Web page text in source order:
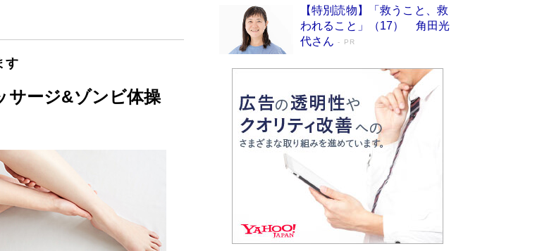
す
サージ&ゾンビ体操
ツ”…芸への考え方を明かす
Book Bang
美輪明宏 晩年の回答を集めた『ほほえんで生き
るための人生相談』がランクイン［エンターテイ
メントベストセラー］
「宇宙兄弟」最終46巻がベストセラー1位 宇宙
開発への関心を押し上げた18年の物語に幕 特装
版には「宇宙で描かれたマンガ」も収録
Book Bang
友近氏、絶賛！ 鎌倉を舞台に、孤独を抱えた
人々が新たな一歩を踏み出す連作短篇集『海のほ
とりのプラネット』試し読み
Book Bang
【特別読物】「救うこと、救
われること」（17） 角田光
代さん
PR